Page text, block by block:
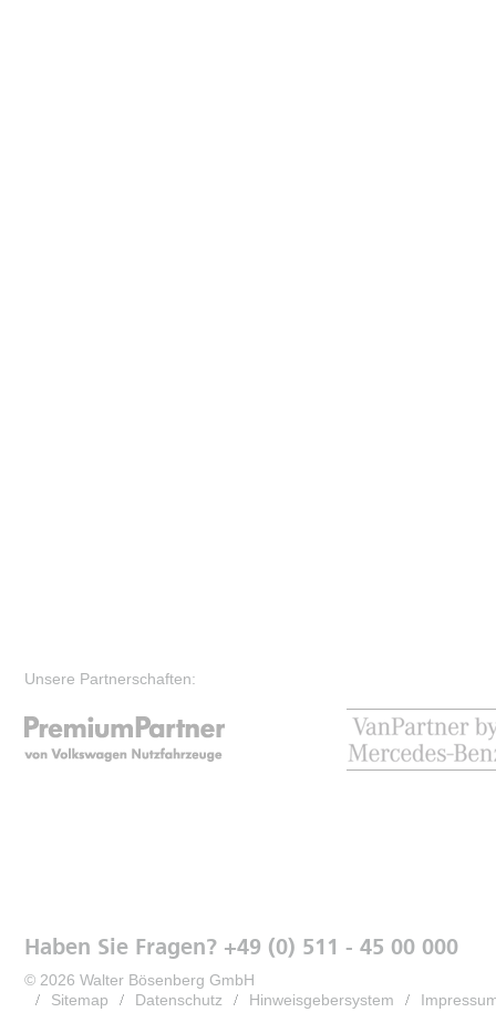
Unsere Partnerschaften:
Haben Sie Fragen? +49 (0) 511 - 45 00 000
© 2026 Walter Bösenberg GmbH
Sitemap
Datenschutz Hinweisgebersystem